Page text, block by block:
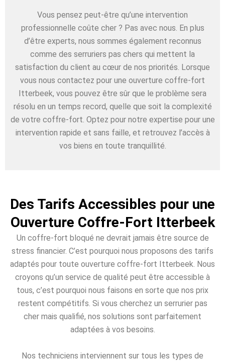
Vous pensez peut-être qu’une intervention
professionnelle coûte cher ? Pas avec nous. En plus
d’être experts, nous sommes également reconnus
comme des serruriers pas chers qui mettent la
satisfaction du client au cœur de nos priorités. Lorsque
vous nous contactez pour une ouverture coffre-fort
Itterbeek, vous pouvez être sûr que le problème sera
résolu en un temps record, quelle que soit la complexité
de votre coffre-fort. Optez pour notre expertise pour une
intervention rapide et sans faille, et retrouvez l’accès à
vos biens en toute tranquillité.
Des Tarifs Accessibles pour une
Ouverture Coffre-Fort Itterbeek
Un coffre-fort bloqué ne devrait jamais être source de
stress financier. C’est pourquoi nous proposons des tarifs
adaptés pour toute ouverture coffre-fort Itterbeek. Nous
croyons qu’un service de qualité peut être accessible à
tous, c’est pourquoi nous faisons en sorte que nos prix
restent compétitifs. Si vous cherchez un serrurier pas
cher mais qualifié, nos solutions sont parfaitement
adaptées à vos besoins.
Nos techniciens interviennent sur tous les types de